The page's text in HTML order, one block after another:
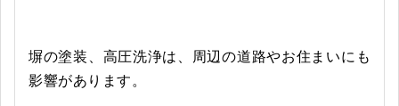
塀の塗装、高圧洗浄は、周辺の道路やお住まいにも
影響があります。